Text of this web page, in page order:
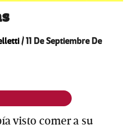
/11 De Septiembre De
visto comer a su